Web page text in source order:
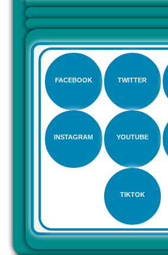
FACEBOOK TWITTER
INSTAGRAM YOUTUBE
TIKTOK